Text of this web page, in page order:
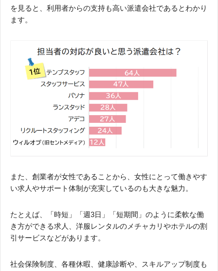
を見ると、利用者からの支持も高い派遣会社であるとわかり
ます。
また、創業者が女性であることから、女性にとって働きやす
い求人やサポート体制が充実しているのも大きな魅力。
たとえば、「時短」「週3日」「短期間」のように柔軟な働
き方ができる求人、洋服レンタルのメチャカリやホテルの割
引サービスなどがあります。
社会保険制度、各種休暇、健康診断や、スキルアップ制度も